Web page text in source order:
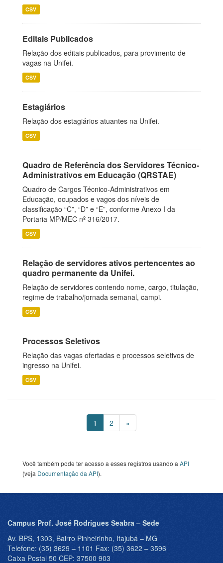
CSV
Editais Publicados
Relação dos editais publicados, para provimento de
vagas na Unifei.
CSV
Estagiários
Relação dos estagiários atuantes na Unifei.
CSV
Quadro de Referência dos Servidores Técnico-
Administrativos em Educação (QRSTAE)
Quadro de Cargos Técnico-Administrativos em
Educação, ocupados e vagos dos níveis de
classificação “C”, “D” e “E”, conforme Anexo I da
Portaria MP/MEC nº 316/2017.
CSV
Relação de servidores ativos pertencentes ao
quadro permanente da Unifei.
Relação de servidores contendo nome, cargo, titulação,
regime de trabalho/jornada semanal, campi.
CSV
Processos Seletivos
Relação das vagas ofertadas e processos seletivos de
ingresso na Unifei.
CSV
1 2 »
Você também pode ter acesso a esses registros usando a API
(veja Documentação da API).
Campus Prof. José Rodrigues Seabra – Sede
Av. BPS, 1303, Bairro Pinheirinho, Itajubá – MG
Telefone: (35) 3629 – 1101 Fax: (35) 3622 – 3596
Caixa Postal 50 CEP: 37500 903